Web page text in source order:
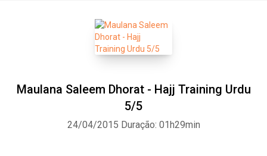
Maulana Saleem Dhorat - Hajj Training Urdu
5/5
24/04/2015 Duração: 01h29min